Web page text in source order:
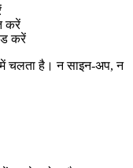
करें
करें
चलता है। न साइन‑अप, न